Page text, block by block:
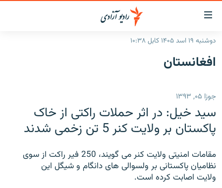
لینک‌های
قابل
دسترسی
بازگشت
بازگشت
منوی
اصلی
به
صفحه
جستجو
صفحه نخست
گزارش‌ها
شرق میانه
افغانستان
جهان
جدول نشرات
مصاحبه‌ها
مجموعه تصویری
ورزش
دوشنبه ۱۹ اسد ۱۴۰۵ کابل ۱۰:۳۸
افغانستان
جوزا ۰۵, ۱۳۹۳
سید خیل: در اثر حملات راکتی از خاک
پاکستان بر ولایت کنر 5 تن زخمی شدند
مقامات امنیتی ولایت کنر می گویند، 250 فیر راکت از سوی
نظامیان پاکستانی بر ولسوالی های دانگام و شیگل این
ولایت اصابت کرده است.